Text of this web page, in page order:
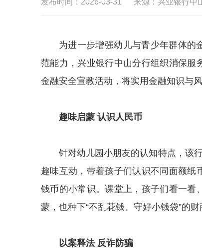
发布时间：2026-03-31 来源：兴业银行中
为进一步增强幼儿与青少年群体的
范能力，兴业银行中山分行组织消保服
金融安全宣教活动，将实用金融知识与
趣味启蒙 认识人民币
针对幼儿园小朋友的认知特点，该
趣味互动，带着孩子们认识不同面额纸
钱币的小常识。课堂上，孩子们看一看
蒙，也种下“不乱花钱、守好小钱袋”的财
以案释法 反诈防骗